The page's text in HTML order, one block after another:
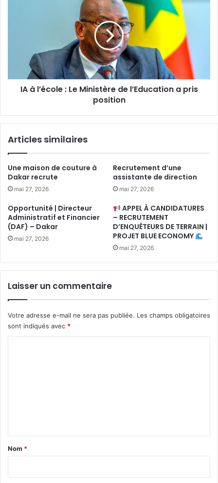
l’Education
pris
positionIA à l’école : Le Ministère de l’Education a pris
position
Articles similaires
Une maison de couture à
Dakar recrute
mai 27, 2026
Recrutement d’une
assistante de direction
mai 27, 2026
Opportunité | Directeur
Administratif et Financier
(DAF) – Dakar
mai 27, 2026
APPEL À CANDIDATURES
– RECRUTEMENT
D’ENQUÊTEURS DE TERRAIN |
PROJET BLUE ECONOMY
mai 27, 2026
Laisser un commentaire
Votre adresse e-mail ne sera pas publiée. Les champs obligatoires
sont indiqués avec *
a
Nom *